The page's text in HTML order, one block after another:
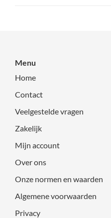
Menu
Home
Contact
Veelgestelde vragen
Zakelijk
Mijn account
Over ons
Onze normen en waarden
Algemene voorwaarden
Privacy